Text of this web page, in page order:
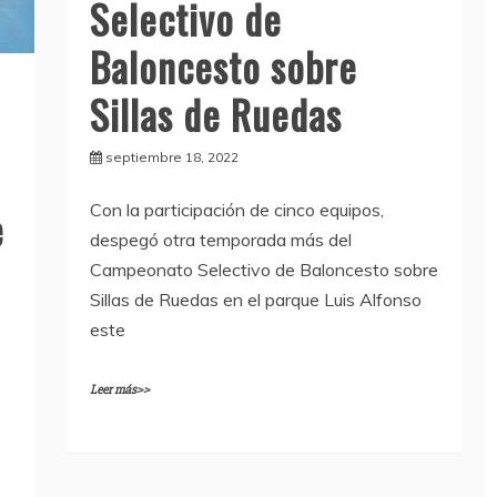
Selectivo de
Baloncesto sobre
Sillas de Ruedas
septiembre 18, 2022
Con la participación de cinco equipos,
despegó otra temporada más del
Campeonato Selectivo de Baloncesto sobre
Sillas de Ruedas en el parque Luis Alfonso
este
Leer más>>